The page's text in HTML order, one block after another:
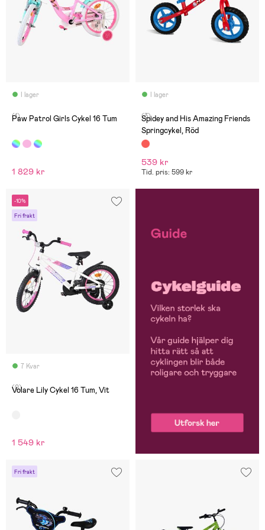
I lager
(1)
Paw Patrol Girls Cykel 16 Tum
1 829 kr
I lager
(3)
Spidey and His Amazing Friends
Springcykel, Röd
539 kr
Tid. pris: 599 kr
-10%
Fri frakt
7 Kvar
(0)
Volare Lily Cykel 16 Tum, Vit
1 549 kr
Fri frakt